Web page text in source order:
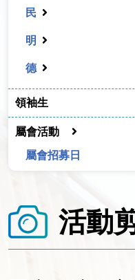
民
明
德
領袖生
屬會活動
屬會招募日
活動